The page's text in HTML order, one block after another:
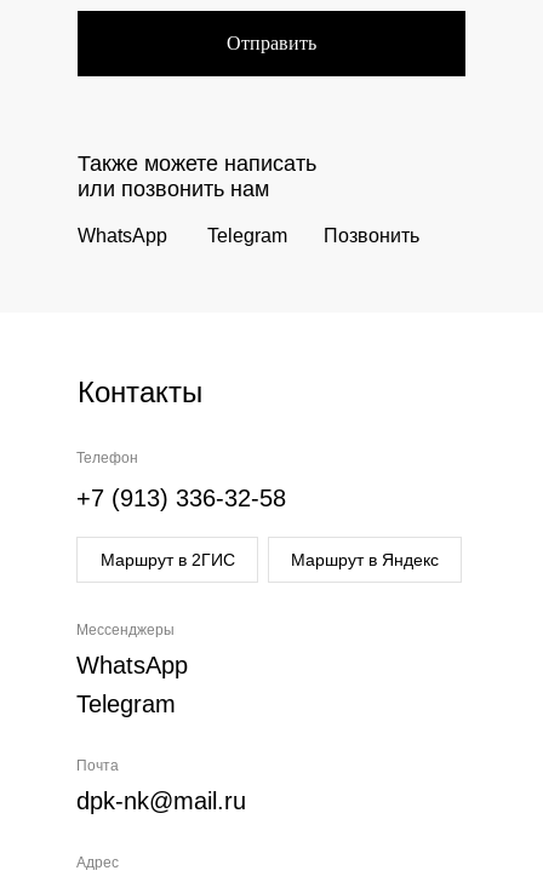
Отправить
Позвонить
Telegram
WhatsApp
Также можете написать
или позвонить нам
Контакты
Мессенджеры
WhatsApp
Telegram
Телефон
+7 (913) 336-32-58
Почта
dpk-nk@mail.ru
Адрес
Маршрут в 2ГИС Маршрут в Яндекс